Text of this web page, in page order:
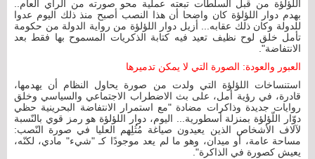
اللؤلؤة من قبل السلطات تبعته عملية محو صورته من الرأي العام..
بهدم دوار اللؤلؤة كان واضحا أن هذا النصب أصبح منذ ذلك اليوم عدوا
للدولة وكان ذلك عقابه... أزيل دوار اللؤلؤة من رواية الدولة من حكومة
تأمل خلق لوح نظيف تعيد فيه كتابة الذكريات المسموح بها فقط بعد
الانتفاضة".
العبور والعودة: الصورة التي لا يمكن تدميرها
استنساخات اللؤلؤة التي ولدت من صورة يحاول النظام أن يهدمها،
قادرة، في رؤية أمل، على بث الاضطراب الاجتماعي والسياسي وخلق
روايات جديدة وذاكرات مضادة "مع استمرار الانتفاضة البحرينية حظي
دوّار اللّؤلؤة بمنزلة أسطورية... اليوم، دوار اللؤلؤة هو رمز قوي بالنّسبة
لآلاف الأشخاص الذين يعيدون صياغة مُثُلِهم العليا في صورة النّصب:
مساحة عامة، أو ميدان، وهو ما لم يعد موجودًا كـ "شيء" مادي، لكنّه،
يعيش كصورة في الذاكرة".